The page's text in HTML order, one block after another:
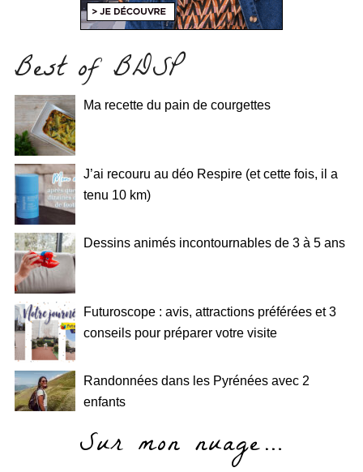
Best of BDSP
Ma recette du pain de courgettes
J’ai recouru au déo Respire (et cette fois, il a
tenu 10 km)
Dessins animés incontournables de 3 à 5 ans
Futuroscope : avis, attractions préférées et 3
conseils pour préparer votre visite
Randonnées dans les Pyrénées avec 2
enfants
Sur mon nuage…